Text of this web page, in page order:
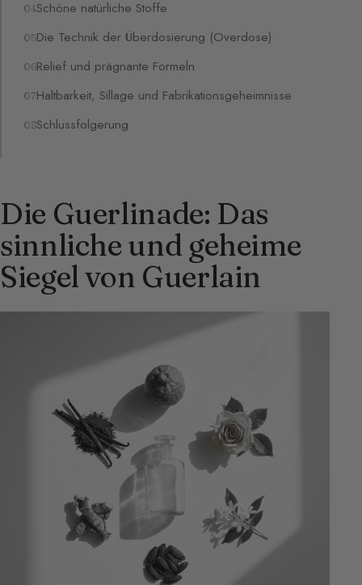
Schöne natürliche Stoffe
Die Technik der Überdosierung (Overdose)
Relief und prägnante Formeln
Haltbarkeit, Sillage und Fabrikationsgeheimnisse
Schlussfolgerung
Die Guerlinade: Das
sinnliche und geheime
Siegel von Guerlain